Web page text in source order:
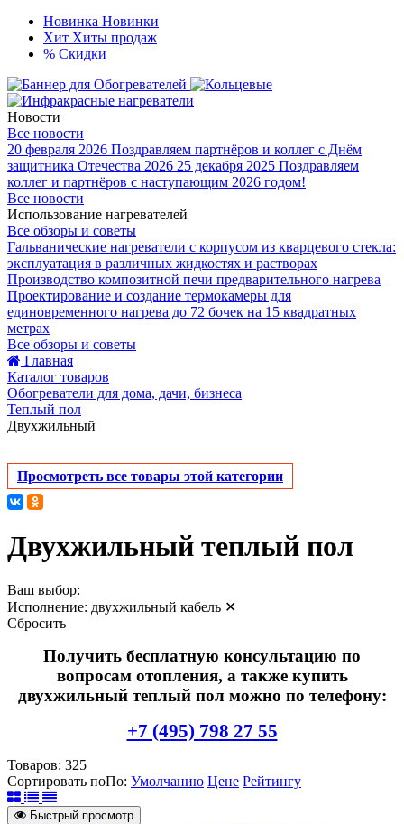
Новинка Новинки
Хит Хиты продаж
% Скидки
Новости
Все новости
20 февраля 2026 Поздравляем партнёров и коллег с Днём
защитника Отечества 2026 25 декабря 2025 Поздравляем
коллег и партнёров с наступающим 2026 годом!
Все новости
Использование нагревателей
Все обзоры и советы
Гальванические нагреватели с корпусом из кварцевого стекла:
эксплуатация в различных жидкостях и растворах
Производство композитной печи предварительного нагрева
Проектирование и создание термокамеры для
единовременного нагрева до 72 бочек на 15 квадратных
метрах
Все обзоры и советы
Главная
Каталог товаров
Обогреватели для дома, дачи, бизнеса
Теплый пол
Двухжильный
Просмотреть все товары этой категории
Двухжильный теплый пол
Ваш выбор:
Исполнение: двухжильный кабель ✕
Сбросить
Получить бесплатную консультацию по
вопросам отопления, а также купить
двухжильный теплый пол можно по телефону:
+7 (495) 798 27 55
Товаров: 325
Сортировать поПо: Умолчанию Цене Рейтингу
Быстрый просмотр